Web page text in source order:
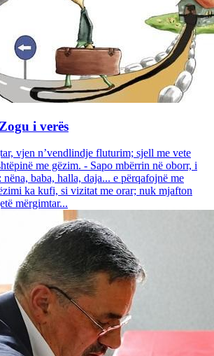
i verës
vjen n’vendlindje fluturim; sjell me vete
me gëzim. - Sapo mbërrin në oborr, i
baba, halla, daja... e përqafojnë me
ka kufi, si vizitat me orar; nuk mjafton
mërgimtar...